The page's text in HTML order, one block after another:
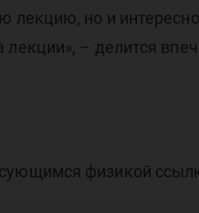
лекцию, но и
– делится
физикой